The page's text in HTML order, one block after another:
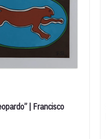
| Francisco